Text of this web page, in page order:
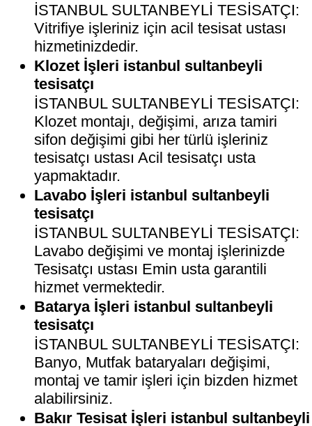
İSTANBUL SULTANBEYLİ TESİSATÇI:
Vitrifiye işleriniz için acil tesisat ustası
hizmetinizdedir.
Klozet İşleri istanbul sultanbeyli
tesisatçı
İSTANBUL SULTANBEYLİ TESİSATÇI:
Klozet montajı, değişimi, arıza tamiri
sifon değişimi gibi her türlü işleriniz
tesisatçı ustası Acil tesisatçı usta
yapmaktadır.
Lavabo İşleri istanbul sultanbeyli
tesisatçı
İSTANBUL SULTANBEYLİ TESİSATÇI:
Lavabo değişimi ve montaj işlerinizde
Tesisatçı ustası Emin usta garantili
hizmet vermektedir.
Batarya İşleri istanbul sultanbeyli
tesisatçı
İSTANBUL SULTANBEYLİ TESİSATÇI:
Banyo, Mutfak bataryaları değişimi,
montaj ve tamir işleri için bizden hizmet
alabilirsiniz.
Bakır Tesisat İşleri istanbul sultanbeyli